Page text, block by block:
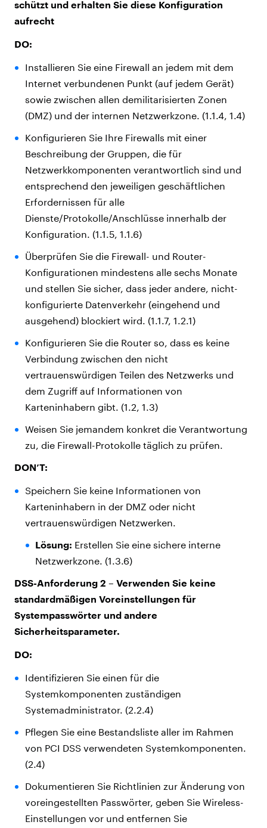
schützt und erhalten Sie diese Konfiguration
aufrecht
DO:
Installieren Sie eine Firewall an jedem mit dem
Internet verbundenen Punkt (auf jedem Gerät)
sowie zwischen allen demilitarisierten Zonen
(DMZ) und der internen Netzwerkzone. (1.1.4, 1.4)
Konfigurieren Sie Ihre Firewalls mit einer
Beschreibung der Gruppen, die für
Netzwerkkomponenten verantwortlich sind und
entsprechend den jeweiligen geschäftlichen
Erfordernissen für alle
Dienste/Protokolle/Anschlüsse innerhalb der
Konfiguration. (1.1.5, 1.1.6)
Überprüfen Sie die Firewall- und Router-
Konfigurationen mindestens alle sechs Monate
und stellen Sie sicher, dass jeder andere, nicht-
konfigurierte Datenverkehr (eingehend und
ausgehend) blockiert wird. (1.1.7, 1.2.1)
Konfigurieren Sie die Router so, dass es keine
Verbindung zwischen den nicht
vertrauenswürdigen Teilen des Netzwerks und
dem Zugriff auf Informationen von
Karteninhabern gibt. (1.2, 1.3)
Weisen Sie jemandem konkret die Verantwortung
zu, die Firewall-Protokolle täglich zu prüfen.
DON’T:
Speichern Sie keine Informationen von
Karteninhabern in der DMZ oder nicht
vertrauenswürdigen Netzwerken.
Lösung: Erstellen Sie eine sichere interne
Netzwerkzone. (1.3.6)
DSS-Anforderung 2 – Verwenden Sie keine
standardmäßigen Voreinstellungen für
Systempasswörter und andere
Sicherheitsparameter.
DO:
Identifizieren Sie einen für die
Systemkomponenten zuständigen
Systemadministrator. (2.2.4)
Pflegen Sie eine Bestandsliste aller im Rahmen
von PCI DSS verwendeten Systemkomponenten.
(2.4)
Dokumentieren Sie Richtlinien zur Änderung von
voreingestellten Passwörter, geben Sie Wireless-
Einstellungen vor und entfernen Sie